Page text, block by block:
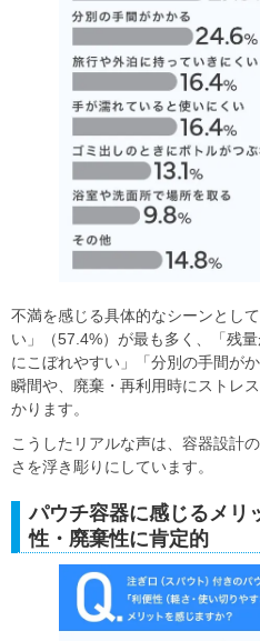
不満を感じる具体的なシーンとし
い」（57.4%）が最も多く、「残
にこぼれやすい」「分別の手間が
瞬間や、廃棄・再利用時にストレ
かります。
こうしたリアルな声は、容器設計
さを浮き彫りにしています。
パウチ容器に感じるメ
性・廃棄性に肯定的